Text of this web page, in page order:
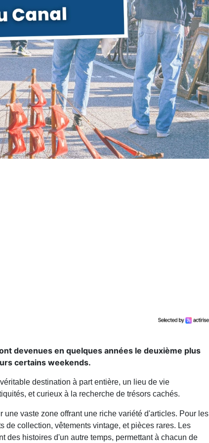
devenues en quelques années le deuxième plus
certains weekends.
destination à part entière, un lieu de vie
et curieux à la recherche de trésors cachés.
vaste zone offrant une riche variété d'articles. Pour les
de collection, vêtements vintage, et pièces rares. Les
des histoires d'un autre temps, permettant à chacun de